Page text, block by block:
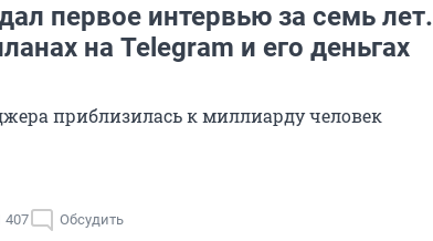
первое интервью за семь лет.
на Telegram и его деньгах
приблизилась к миллиарду человек
407 Обсудить